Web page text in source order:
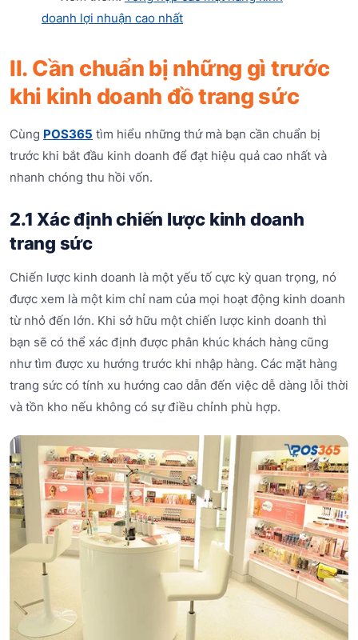
doanh lợi nhuận cao nhất
II. Cần chuẩn bị những gì trước
khi kinh doanh đồ trang sức
Cùng POS365 tìm hiểu những thứ mà bạn cần chuẩn bị
trước khi bắt đầu kinh doanh để đạt hiệu quả cao nhất và
nhanh chóng thu hồi vốn.
2.1 Xác định chiến lược kinh doanh
trang sức
Chiến lược kinh doanh là một yếu tố cực kỳ quan trọng, nó
được xem là một kim chỉ nam của mọi hoạt động kinh doanh
từ nhỏ đến lớn. Khi sở hữu một chiến lược kinh doanh thì
bạn sẽ có thể xác định được phân khúc khách hàng cũng
như tìm được xu hướng trước khi nhập hàng. Các mặt hàng
trang sức có tính xu hướng cao dẫn đến việc dễ dàng lỗi thời
và tồn kho nếu không có sự điều chỉnh phù hợp.